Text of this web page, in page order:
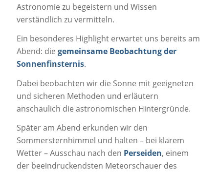
Astronomie zu begeistern und Wissen
verständlich zu vermitteln.
Ein besonderes Highlight erwartet uns bereits am
Abend: die gemeinsame Beobachtung der
Sonnenfinsternis.
Dabei beobachten wir die Sonne mit geeigneten
und sicheren Methoden und erläutern
anschaulich die astronomischen Hintergründe.
Später am Abend erkunden wir den
Sommersternhimmel und halten – bei klarem
Wetter – Ausschau nach den Perseiden, einem
der beeindruckendsten Meteorschauer des